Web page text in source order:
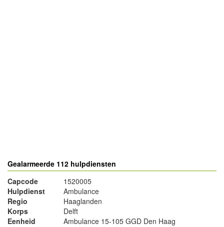
Gealarmeerde 112 hulpdiensten
Capcode
1520005
Hulpdienst
Ambulance
Regio
Haaglanden
Korps
Delft
Eenheid
Ambulance 15-105 GGD Den Haag